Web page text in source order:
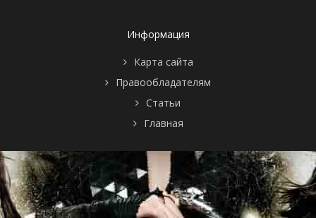
Информация
Карта сайта
Правообладателям
Статьи
Главная